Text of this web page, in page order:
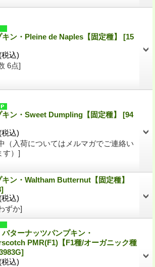
キン・Pleine de Naples【固定種】 [15
(税込)
6点]
キン・Sweet Dumpling【固定種】 [94
(税込)
（入荷についてはメルマガでご連絡い
す）]
キン・Waltham Butternut【固定種】
(税込)
ずか]
ターナッツパンプキン・
PMR(F1)【F1種/オーガニック種
(税込)